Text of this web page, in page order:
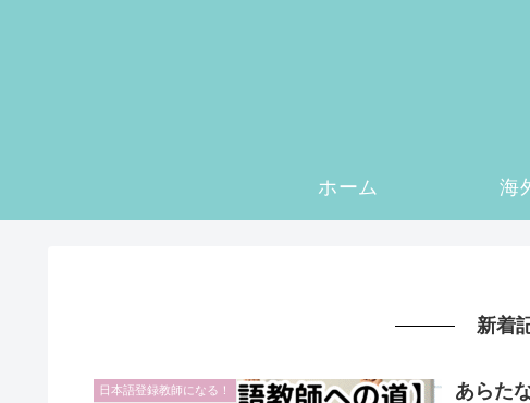
ホーム 海
新着
日本語登録教師になる！
あらた